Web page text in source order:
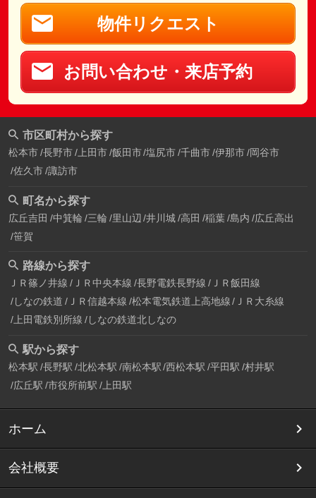
物件リクエスト
お問い合わせ・来店予約
市区町村から探す
松本市 長野市 上田市 飯田市 塩尻市 千曲市 伊那市 岡谷市
佐久市 諏訪市
町名から探す
広丘吉田 中箕輪 三輪 里山辺 井川城 高田 稲葉 島内 広丘高出
笹賀
路線から探す
ＪＲ篠ノ井線 ＪＲ中央本線 長野電鉄長野線 ＪＲ飯田線
しなの鉄道 ＪＲ信越本線 松本電気鉄道上高地線
ＪＲ大糸線
上田電鉄別所線 しなの鉄道北しなの
駅から探す
松本駅 長野駅 北松本駅 南松本駅 西松本駅 平田駅 村井駅
広丘駅 市役所前駅 上田駅
ホーム
会社概要